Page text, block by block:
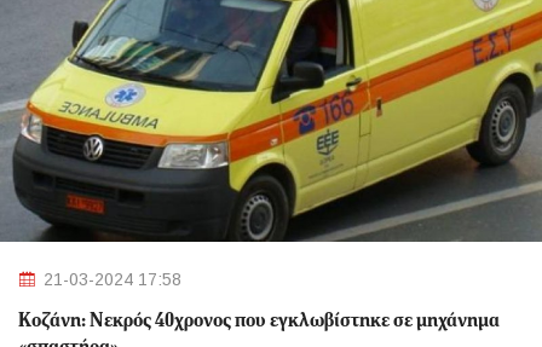
21-03-2024 17:58
Κοζάνη: Νεκρός 40χρονος που εγκλωβίστηκε σε μηχάνημα